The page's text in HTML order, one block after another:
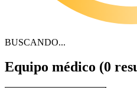
BUSCANDO...
Equipo médico (3